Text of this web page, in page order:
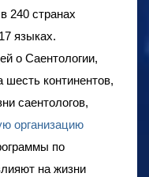
240 странах
языках.
о Саентологии,
шесть континентов,
саентологов,
организацию
по
на жизни